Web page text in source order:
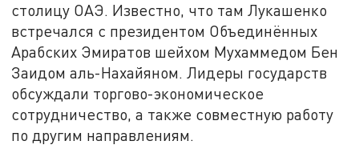
столицу ОАЭ. Известно, что там Лукашенко
встречался с президентом Объединённых
Арабских Эмиратов шейхом Мухаммедом Бен
Заидом аль-Нахайяном. Лидеры государств
обсуждали торгово-экономическое
сотрудничество, а также совместную работу
по другим направлениям.